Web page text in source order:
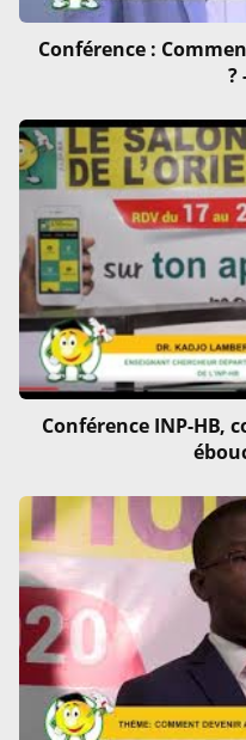
Conférence :
?
Conférence INP-HB,